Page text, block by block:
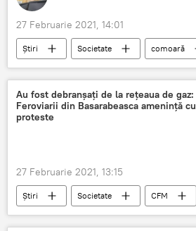
27 Februarie 2021, 14:01
Știri Societate
comoară
monede
aur
Au fost debranșați de la rețeaua de gaz:
Feroviarii din Basarabeasca amenință cu
proteste
27 Februarie 2021, 13:15
Știri Societate
CFM
Basarabeasca
proteste